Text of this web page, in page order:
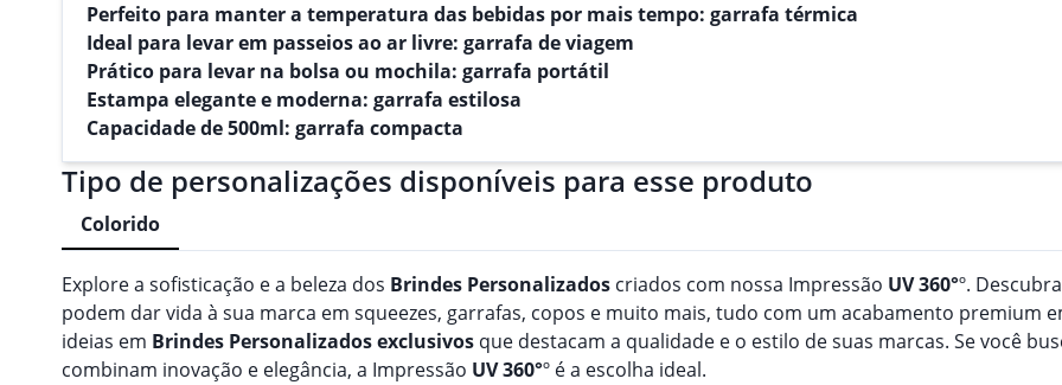
Perfeito para manter a temperatura das bebidas por mais tempo: garrafa térmica
Ideal para levar em passeios ao ar livre: garrafa de viagem
Prático para levar na bolsa ou mochila: garrafa portátil
Estampa elegante e moderna: garrafa estilosa
Capacidade de 500ml: garrafa compacta
Tipo de personalizações disponíveis para esse produto
Colorido
Explore a sofisticação e a beleza dos Brindes Personalizados criados com nossa Impressão UV 360°º.
podem dar vida à sua marca em squeezes, garrafas, copos e muito mais, tudo com um acabamento premium
ideias em Brindes Personalizadosexclusivos que destacam a qualidade e o estilo de suas marcas. Se você
combinam inovação e elegância, a Impressão UV 360°º é a escolha ideal.